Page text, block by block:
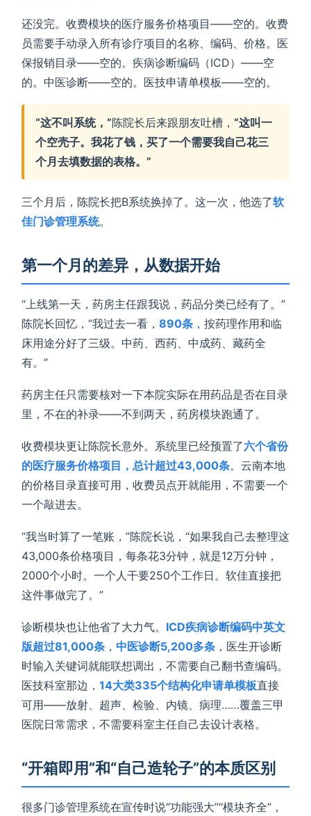
还没完。收费模块的医疗服务价格项目——空的。收费
员需要手动录入所有诊疗项目的名称、编码、价格。医
保报销目录——空的。疾病诊断编码（ICD）——空
的。中医诊断——空的。医技申请单模板——空的。
“这不叫系统，”陈院长后来跟朋友吐槽， “这叫一
个空壳子。我花了钱，买了一个需要我自己花三
个月去填数据的表格。”
三个月后，陈院长把B系统换掉了。这一次，他选了软
佳门诊管理系统。
第一个月的差异，从数据开始
“上线第一天，药房主任跟我说，药品分类已经有了。”
陈院长回忆，“我过去一看， 890条 ，按药理作用和临
床用途分好了三级。中药、西药、中成药、藏药全
有。”
药房主任只需要核对一下本院实际在用药品是否在目录
里，不在的补录——不到两天，药房模块跑通了。
收费模块更让陈院长意外。系统里已经预置了六个省份
的医疗服务价格项目，总计超过43,000条。云南本地
的价格目录直接可用，收费员点开就能用，不需要一个
一个敲进去。
“我当时算了一笔账，”陈院长说，“如果我自己去整理这
43,000条价格项目，每条花3分钟，就是12万分钟，
2000个小时。一个人干要250个工作日。软佳直接把
这件事做完了。”
诊断模块也让他省了大力气。 ICD疾病诊断编码中英文
版超过81,000条 ， 中医诊断5,200多条 ，医生开诊断
时输入关键词就能联想调出，不需要自己翻书查编码。
医技科室那边， 14大类335个结构化申请单模板直接
可用——放射、超声、检验、内镜、病理……覆盖三甲
医院日常需求，不需要科室主任自己去设计表格。
“开箱即用”和“自己造轮子”的本质区别
很多门诊管理系统在宣传时说“功能强大”“模块齐全”，